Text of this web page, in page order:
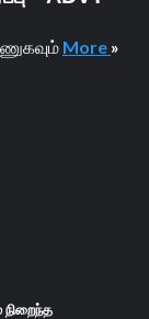
More »